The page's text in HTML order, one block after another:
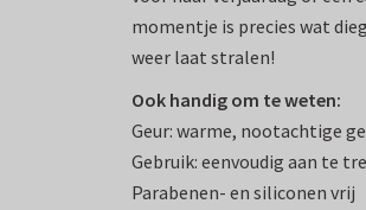
momentje is precies wat
weer laat stralen!
Ook handig om te weten:
Geur: warme, nootachtige
Gebruik: eenvoudig aan te
Parabenen- en siliconen vrij